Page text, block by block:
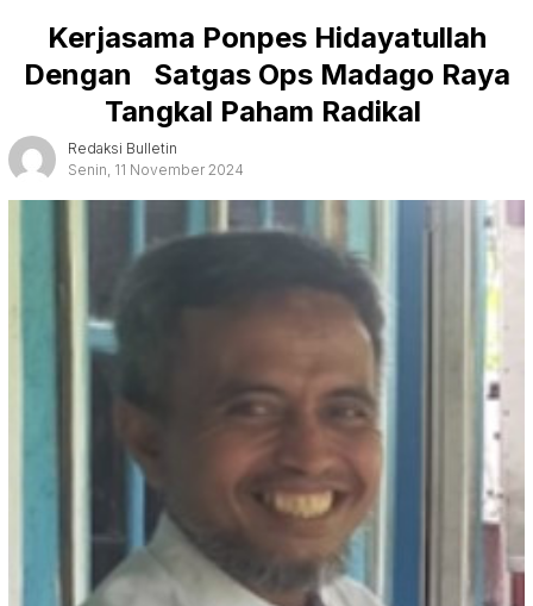
Kerjasama Ponpes Hidayatullah
Dengan Satgas Ops Madago Raya
Tangkal Paham Radikal
Redaksi Bulletin
Senin, 11 November 2024